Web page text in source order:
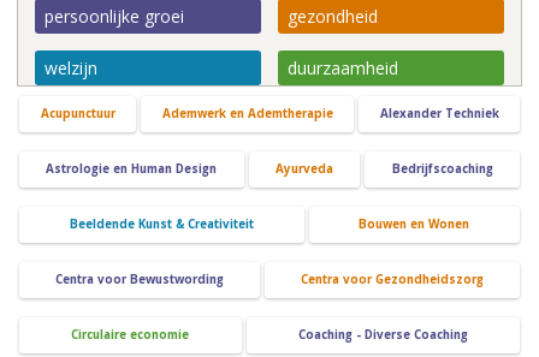
persoonlijke groei gezondheid
welzijn duurzaamheid
Acupunctuur Ademwerk en Ademtherapie Alexander Techniek
Astrologie en Human Design Ayurveda Bedrijfscoaching
Beeldende Kunst & Creativiteit Bouwen en Wonen
Centra voor Bewustwording Centra voor Gezondheidszorg
Circulaire economie Coaching - Diverse Coaching